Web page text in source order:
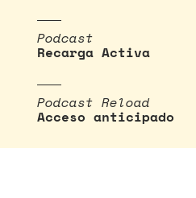
Podcast
Recarga Activa
Podcast Reload
Acceso anticipado